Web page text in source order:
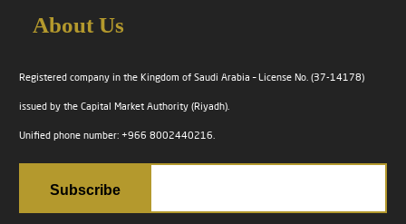
About Us
Registered company in the Kingdom of Saudi Arabia – License No. (37-14178)
issued by the Capital Market Authority (Riyadh).
Unified phone number: +966 8002440216.